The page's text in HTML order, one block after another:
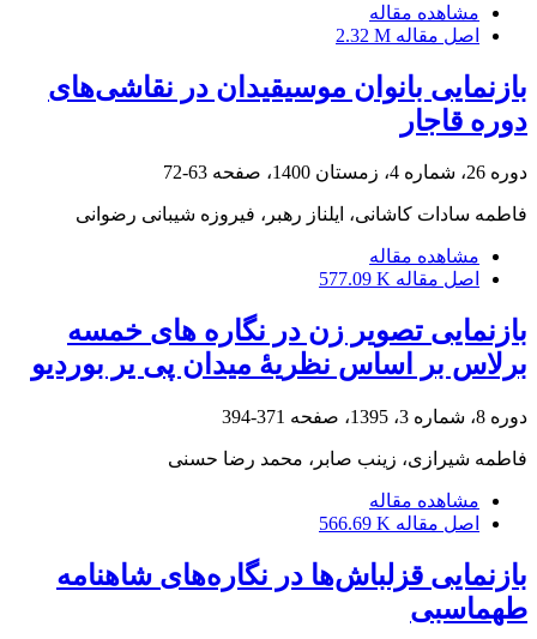
مشاهده مقاله
اصل مقاله 2.32 M
بازنمایی بانوان موسیقیدان در نقاشی‌های
دوره قاجار
دوره 26، شماره 4، زمستان 1400، صفحه 63-72
فاطمه سادات کاشانی، ایلناز رهبر، فیروزه شیبانی رضوانی
مشاهده مقاله
اصل مقاله 577.09 K
بازنمایی تصویر زن در نگاره های خمسه
برلاس بر اساس نظریۀ میدان پی یر بوردیو
دوره 8، شماره 3، 1395، صفحه 371-394
فاطمه شیرازی، زینب صابر، محمد رضا حسنی
مشاهده مقاله
اصل مقاله 566.69 K
بازنمایی قزلباش‌ها در نگاره‌های شاهنامه
طهماسبی